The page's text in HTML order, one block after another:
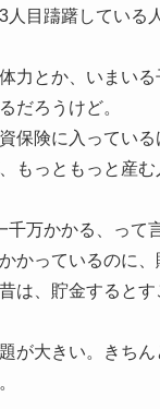
人目躊躇している
力とか、いまいる
だろうけど。
保険に入ってい
もっともっと産
千万かかる、って
かっているのに、
は、貯金すると
が大きい。きち